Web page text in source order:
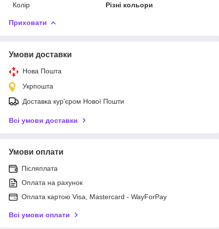
Колір Різні кольори
Приховати
Умови доставки
Нова Пошта
Укрпошта
Доставка кур'єром Нової Пошти
Всі умови доставки
Умови оплати
Післяплата
Оплата на рахунок
Оплата картою Visa, Mastercard - WayForPay
Всі умови оплати